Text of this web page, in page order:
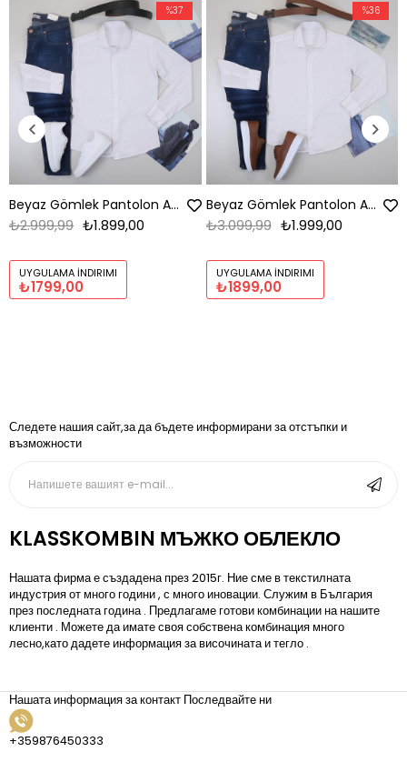
Beyaz Gömlek Pantolon Ayakkabı Kombin
₺1.899,00
₺2.999,99
UYGULAMA İNDIRIMI
₺1799,00
%37
Beyaz Gömlek Pantolon Ayakkabı Kombin
₺1.999,00
₺3.099,99
UYGULAMA İNDIRIMI
₺1899,00
%36
Следете нашия сайт,за да бъдете информирани за отстъпки и
възможности
KLASSKOMBIN МЪЖКО ОБЛЕКЛО
Нашата фирма е създадена през 2015г. Ние сме в текстилната
индустрия от много години , с много иновации. Служим в България
през последната година . Предлагаме готови комбинации на нашите
клиенти . Можете да имате своя собствена комбинация много
лесно,като дадете информация за височината и тегло .
Нашата информация за контакт
+359876450333
Последвайте ни